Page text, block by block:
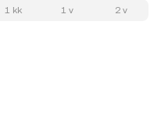
1 kk 1 v 2 v